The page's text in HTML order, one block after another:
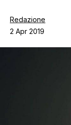
Chi siamo
Redazione
2 Apr 2019